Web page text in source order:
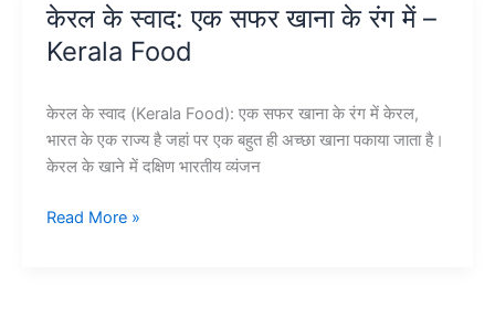
केरल के स्वाद: एक सफर खाना के रंग में –
Kerala Food
केरल के स्वाद (Kerala Food): एक सफर खाना के रंग में केरल,
भारत के एक राज्य है जहां पर एक बहुत ही अच्छा खाना पकाया जाता है।
केरल के खाने में दक्षिण भारतीय व्यंजन
केरल
Read More »